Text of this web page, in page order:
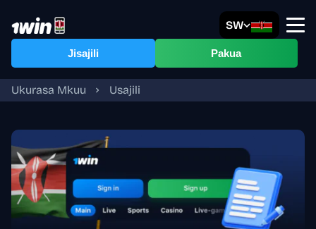
SW
Jisajili Pakua
Ukurasa Mkuu Usajili